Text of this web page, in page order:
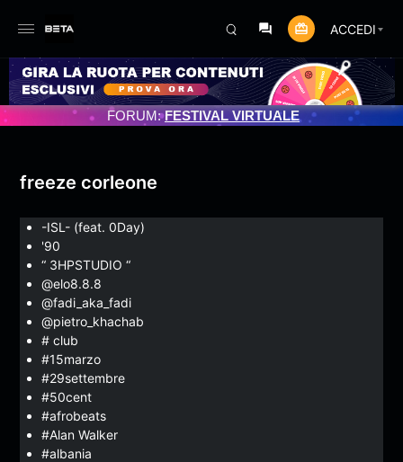
ACCEDI
3/07/2025
FORUM:FESTIVAL VIRTUALE
freeze corleone
-ISL- (feat. 0Day)
'90
“ 3HPSTUDIO “
@elo8.8.8
@fadi_aka_fadi
@pietro_khachab
# club
#15marzo
#29settembre
#50cent
#afrobeats
#Alan Walker
#albania